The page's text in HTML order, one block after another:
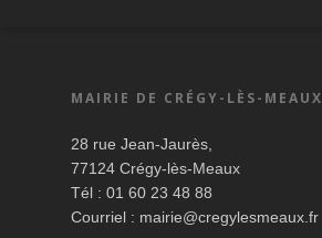
MAIRIE DE CRÉGY-LÈS-MEAUX
28 rue Jean-Jaurès,
77124 Crégy-lès-Meaux
Tél : 01 60 23 48 88
Courriel : mairie@cregylesmeaux.fr